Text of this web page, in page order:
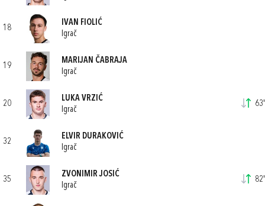
18
IVAN FIOLIĆ
Igrač
19
MARIJAN ČABRAJA
Igrač
20
LUKA VRZIĆ
Igrač
63'
32
ELVIR DURAKOVIĆ
Igrač
35
ZVONIMIR JOSIĆ
Igrač
82'